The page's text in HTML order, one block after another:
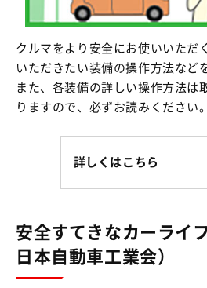
クルマをより安全にお使いいただ
いただきたい装備の操作方法など
また、各装備の詳しい操作方法は
りますので、必ずお読みください。
詳しくはこちら
安全すてきなカーライ
日本自動車工業会）